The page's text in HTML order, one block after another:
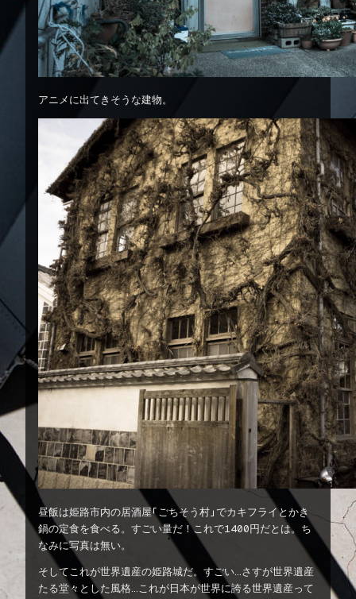
アニメに出てきそうな建物。
昼飯は姫路市内の居酒屋「ごちそう村」でカキフライとかき
鍋の定食を食べる。すごい量だ！これで1400円だとは。ち
なみに写真は無い。
そしてこれが世界遺産の姫路城だ。すごい…さすが世界遺産
たる堂々とした風格…これが日本が世界に誇る世界遺産って